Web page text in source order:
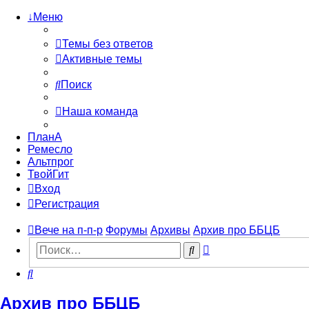
↓Меню
Темы без ответов
Активные темы
Поиск
Наша команда
ПланА
Ремесло
Альтпрог
ТвойГит
Вход
Регистрация
Вече на п-п-р Форумы Архивы Архив про ББЦБ
Поиск
Поиск
Архив про ББЦБ